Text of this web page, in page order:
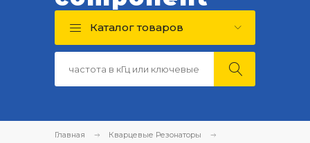
Каталог товаров
Главная
Кварцевые Резонаторы